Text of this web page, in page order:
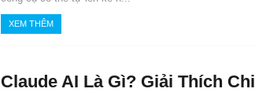
XEM THÊM
Claude AI Là Gì? Giải Thích Chi